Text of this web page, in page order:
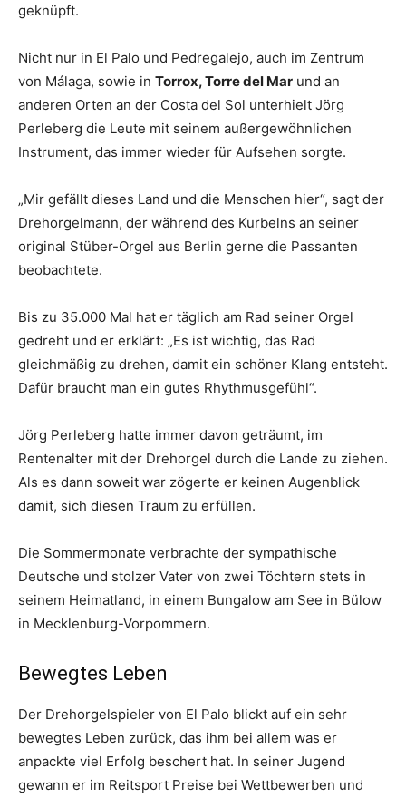
geknüpft.
Nicht nur in El Palo und Pedregalejo, auch im Zentrum
von Málaga, sowie in Torrox, Torre del Mar und an
anderen Orten an der Costa del Sol unterhielt Jörg
Perleberg die Leute mit seinem außergewöhnlichen
Instrument, das immer wieder für Aufsehen sorgte.
„Mir gefällt dieses Land und die Menschen hier“, sagt der
Drehorgelmann, der während des Kurbelns an seiner
original Stüber-Orgel aus Berlin gerne die Passanten
beobachtete.
Bis zu 35.000 Mal hat er täglich am Rad seiner Orgel
gedreht und er erklärt: „Es ist wichtig, das Rad
gleichmäßig zu drehen, damit ein schöner Klang entsteht.
Dafür braucht man ein gutes Rhythmusgefühl“.
Jörg Perleberg hatte immer davon geträumt, im
Rentenalter mit der Drehorgel durch die Lande zu ziehen.
Als es dann soweit war zögerte er keinen Augenblick
damit, sich diesen Traum zu erfüllen.
Die Sommermonate verbrachte der sympathische
Deutsche und stolzer Vater von zwei Töchtern stets in
seinem Heimatland, in einem Bungalow am See in Bülow
in Mecklenburg-Vorpommern.
Bewegtes Leben
Der Drehorgelspieler von El Palo blickt auf ein sehr
bewegtes Leben zurück, das ihm bei allem was er
anpackte viel Erfolg beschert hat. In seiner Jugend
gewann er im Reitsport Preise bei Wettbewerben und